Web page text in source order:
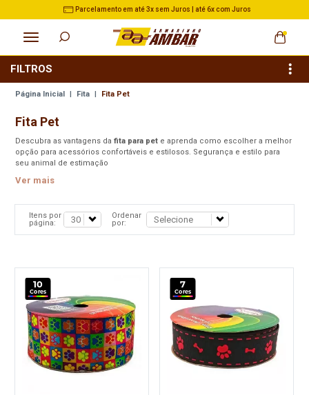
3% de Desconto no Pix nas Compras
Página Inicial | Fita | Fita Pet
FILTROS
Fita Pet
Descubra as vantagens dafita para pet e aprenda como escolher a melhor
opção para acessórios confortáveis e estilosos. Segurança e estilo para
seu animal de estimação
Ver mais
Itens por
página:
Ordenar
por:
10
Cores
7
Cores